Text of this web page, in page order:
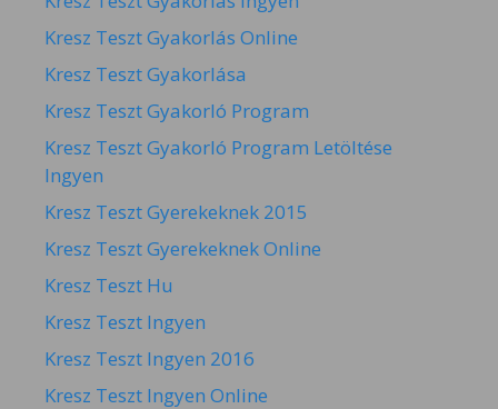
Kresz Teszt Gyakorlás Online
Kresz Teszt Gyakorlása
Kresz Teszt Gyakorló Program
Kresz Teszt Gyakorló Program Letöltése
Ingyen
Kresz Teszt Gyerekeknek 2015
Kresz Teszt Gyerekeknek Online
Kresz Teszt Hu
Kresz Teszt Ingyen
Kresz Teszt Ingyen 2016
Kresz Teszt Ingyen Online